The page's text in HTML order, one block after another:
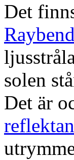
Det
solen
Det är